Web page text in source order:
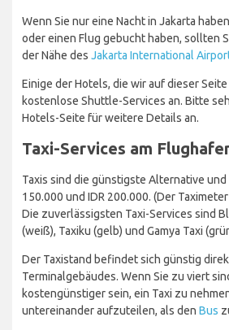
Wenn Sie nur eine Nacht in Jakarta
oder einen Flug gebucht haben, sollten
der Nähe des Jakarta International
Einige der Hotels, die wir auf dieser
kostenlose Shuttle-Services an. Bitte
Hotels-Seite für weitere Details an.
Taxi-Services am
Taxis sind die günstigste Alternative
150.000 und IDR 200.000. (Der
Die zuverlässigsten Taxi-Services sind
(weiß), Taxiku (gelb) und Gamya Taxi
Der Taxistand befindet sich günstig
Terminalgebäudes. Wenn Sie zu viert
kostengünstiger sein, ein Taxi zu
untereinander aufzuteilen, als den Bus